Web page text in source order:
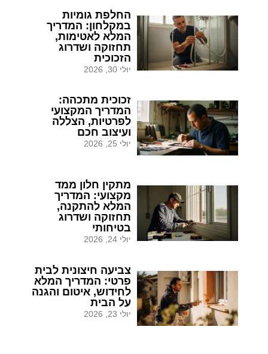
החלפת גומיות
במקלחון: המדריך
המלא לאטימות,
תחזוקה ושדרוג
הזכוכית
יולי 30, 2026
זכוכית מתכהה:
המדריך המקצועי
לפרטיות, הצללה
ועיצוב חכם
יולי 25, 2026
מתקין חלון ממד
מקצועי: המדריך
המלא להתקנה,
תחזוקה ושדרוג
בטיחותי
יולי 24, 2026
צביעה חיצונית לבית
פרטי: המדריך המלא
לחידוש, איטום והגנה
על הבית
יולי 23, 2026